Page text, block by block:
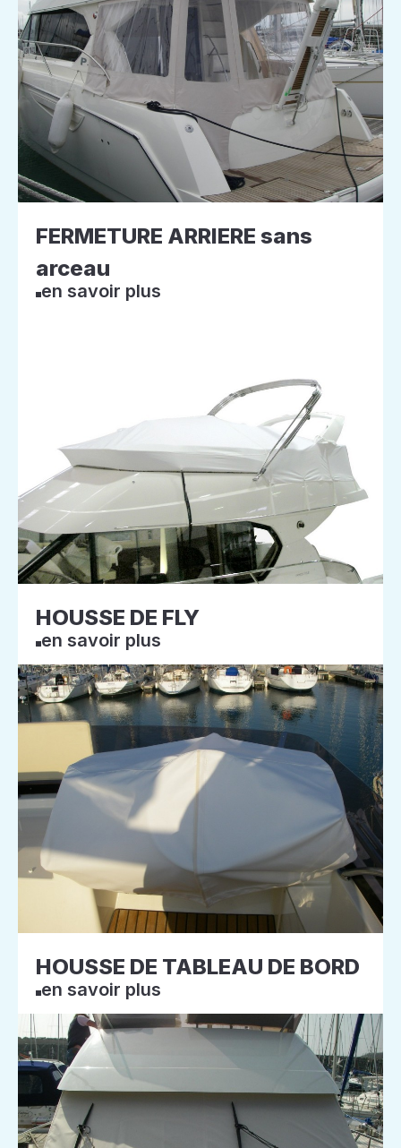
FERMETURE ARRIERE sans
arceau
en savoir plus
HOUSSE DE FLY
en savoir plus
HOUSSE DE TABLEAU DE BORD
en savoir plus